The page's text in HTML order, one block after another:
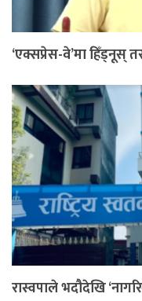
‘एक्सप्रेस-वे’मा हिँड्नूस्
रास्वपाले भदौदेखि